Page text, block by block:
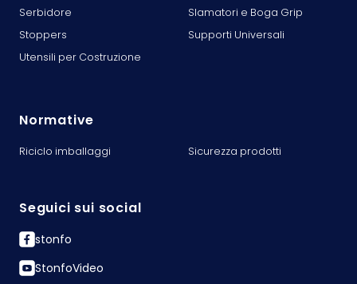
Serbidore
Slamatori e Boga Grip
Stoppers
Supporti Universali
Utensili per Costruzione
Normative
Riciclo imballaggi Sicurezza prodotti
Seguici sui social
stonfo
StonfoVideo